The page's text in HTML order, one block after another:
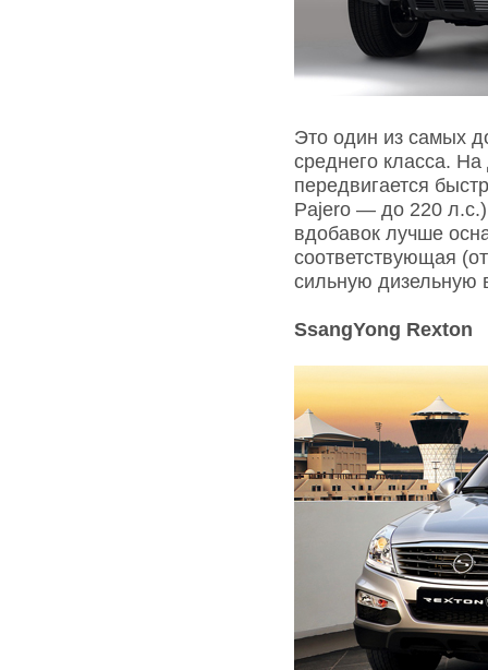
Это один из самых
среднего класса.
передвигается
Pajero — до 220
вдобавок лучше
соответствующая
сильную дизельную
SsangYong Rexton